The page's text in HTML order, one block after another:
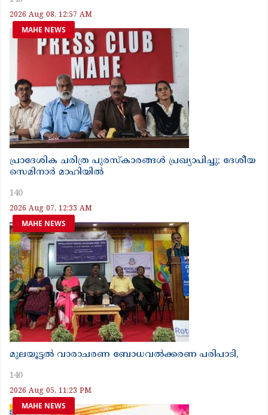
2026 Aug 08, 12:57 AM
MAHE NEWS
പ്രാദേശിക ചരിത്ര പുരസ്‌കാരങ്ങൾ പ്രഖ്യാപിച്ചു; ദേശീയ
സെമിനാർ മാഹിയിൽ
140
2026 Aug 07, 12:33 AM
MAHE NEWS
മുലയൂട്ടൽ വാരാചരണ ബോധവൽക്കരണ പരിപാടി,
140
2026 Aug 05, 11:23 PM
MAHE NEWS